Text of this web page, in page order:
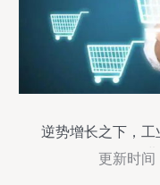
逆势增长之下，
进
更新时间